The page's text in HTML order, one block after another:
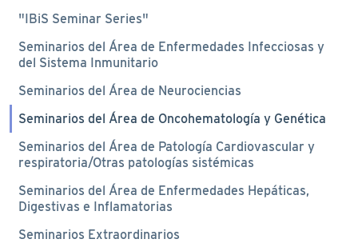
"IBiS Seminar Series"
Seminarios del Área de Enfermedades Infecciosas y
del Sistema Inmunitario
Seminarios del Área de Neurociencias
Seminarios del Área de Oncohematología y Genética
Seminarios del Área de Patología Cardiovascular y
respiratoria/Otras patologías sistémicas
Seminarios del Área de Enfermedades Hepáticas,
Digestivas e Inflamatorias
Seminarios Extraordinarios